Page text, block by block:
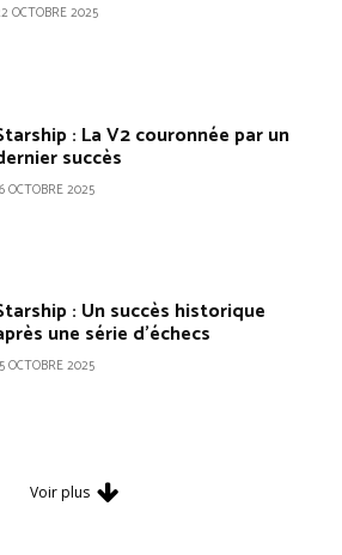
OCTOBRE 2025
: La V2 couronnée par un
succès
OCTOBRE 2025
: Un succès historique
une série d’échecs
OCTOBRE 2025
Voir plus